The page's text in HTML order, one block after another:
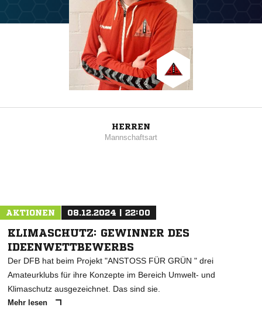
HERREN
Mannschaftsart
AKTIONEN 08.12.2024 | 22:00
KLIMASCHUTZ: GEWINNER DES
IDEENWETTBEWERBS
Der DFB hat beim Projekt "ANSTOSS FÜR GRÜN " drei
Amateurklubs für ihre Konzepte im Bereich Umwelt- und
Klimaschutz ausgezeichnet. Das sind sie.
Mehr lesen